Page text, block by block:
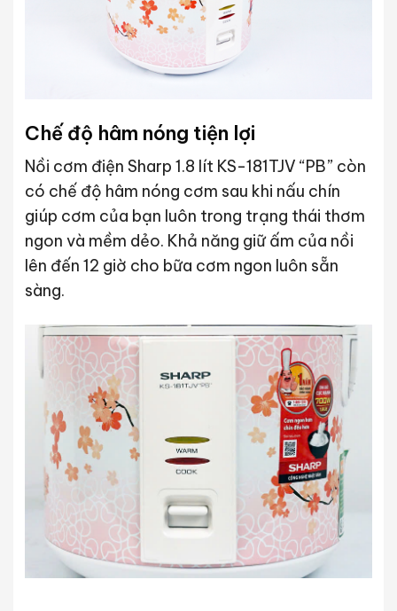
Chế độ hâm nóng tiện lợi
Nồi cơm điện Sharp 1.8 lít KS-181TJV “PB” còn
có chế độ hâm nóng cơm sau khi nấu chín
giúp cơm của bạn luôn trong trạng thái thơm
ngon và mềm dẻo. Khả năng giữ ấm của nồi
lên đến 12 giờ cho bữa cơm ngon luôn sẵn
sàng.